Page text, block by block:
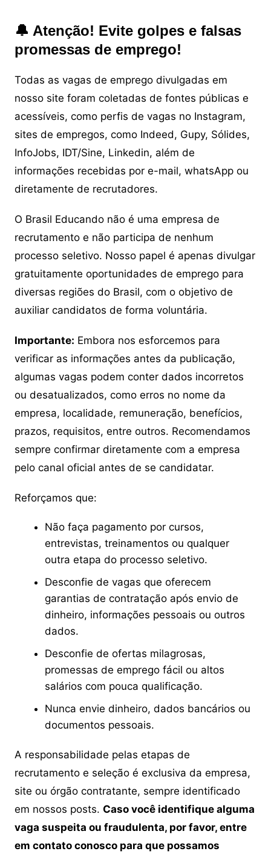
🔔 Atenção! Evite golpes e falsas
promessas de emprego!
Todas as vagas de emprego divulgadas em
nosso site foram coletadas de fontes públicas e
acessíveis, como perfis de vagas no Instagram,
sites de empregos, como Indeed, Gupy, Sólides,
InfoJobs, IDT/Sine, Linkedin, além de
informações recebidas por e-mail, whatsApp ou
diretamente de recrutadores.
O Brasil Educando não é uma empresa de
recrutamento e não participa de nenhum
processo seletivo. Nosso papel é apenas divulgar
gratuitamente oportunidades de emprego para
diversas regiões do Brasil, com o objetivo de
auxiliar candidatos de forma voluntária.
Importante: Embora nos esforcemos para
verificar as informações antes da publicação,
algumas vagas podem conter dados incorretos
ou desatualizados, como erros no nome da
empresa, localidade, remuneração, benefícios,
prazos, requisitos, entre outros. Recomendamos
sempre confirmar diretamente com a empresa
pelo canal oficial antes de se candidatar.
Reforçamos que:
Não faça pagamento por cursos,
entrevistas, treinamentos ou qualquer
outra etapa do processo seletivo.
Desconfie de vagas que oferecem
garantias de contratação após envio de
dinheiro, informações pessoais ou outros
dados.
Desconfie de ofertas milagrosas,
promessas de emprego fácil ou altos
salários com pouca qualificação.
Nunca envie dinheiro, dados bancários ou
documentos pessoais.
A responsabilidade pelas etapas de
recrutamento e seleção é exclusiva da empresa,
site ou órgão contratante, sempre identificado
em nossos posts. Caso você identifique alguma
vaga suspeita ou fraudulenta, por favor, entre
em contato conosco para que possamos